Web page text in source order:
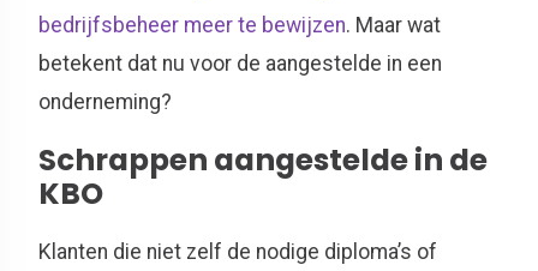
bedrijfsbeheer meer te bewijzen. Maar wat
betekent dat nu voor de aangestelde in een
onderneming?
Schrappen aangestelde in de
KBO
Klanten die niet zelf de nodige diploma’s of